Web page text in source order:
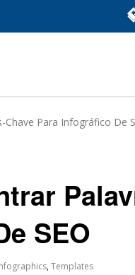
Para Infográfico De
SEO
,Templates